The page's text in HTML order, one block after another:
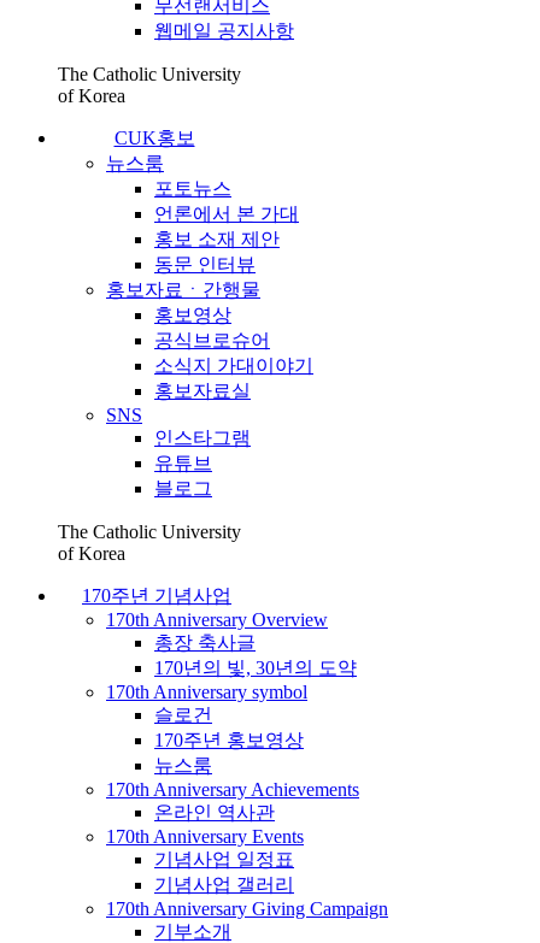
무선랜서비스
웹메일 공지사항
The Catholic University
of Korea
CUK홍보
뉴스룸
포토뉴스
언론에서 본 가대
홍보 소재 제안
동문 인터뷰
홍보자료ㆍ간행물
홍보영상
공식브로슈어
소식지 가대이야기
홍보자료실
SNS
인스타그램
유튜브
블로그
The Catholic University
of Korea
170주년 기념사업
170th Anniversary Overview
총장 축사글
170년의 빛, 30년의 도약
170th Anniversary symbol
슬로건
170주년 홍보영상
뉴스룸
170th Anniversary Achievements
온라인 역사관
170th Anniversary Events
기념사업 일정표
기념사업 갤러리
170th Anniversary Giving Campaign
기부소개